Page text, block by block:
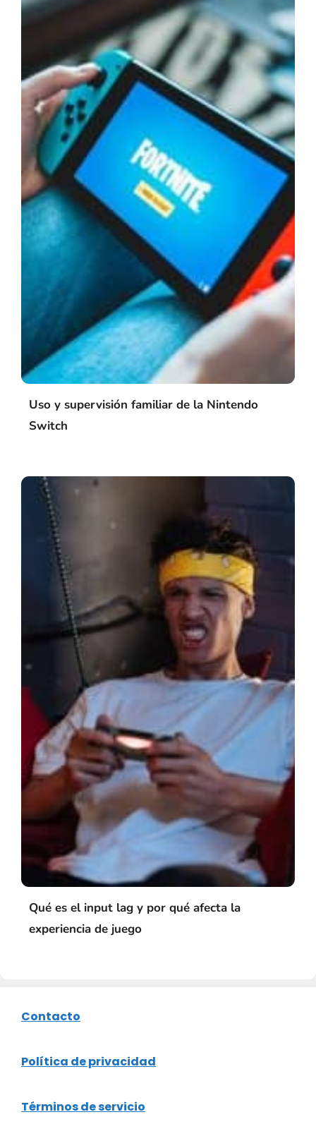
Uso y supervisión familiar de la Nintendo
Switch
Qué es el input lag y por qué afecta la
experiencia de juego
Contacto
Política de privacidad
Términos de servicio